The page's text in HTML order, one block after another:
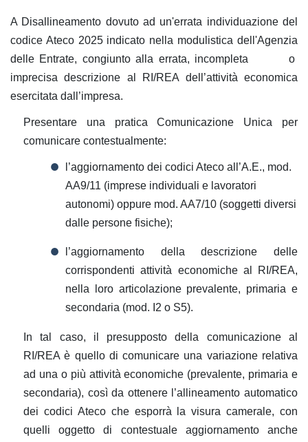
A Disallineamento dovuto ad un'errata individuazione del
codice Ateco 2025 indicato nella modulistica dell'Agenzia
delle Entrate, congiunto alla errata, incompleta o
imprecisa descrizione al RI/REA dell’attività economica
esercitata dall’impresa.
Presentare una pratica Comunicazione Unica per
comunicare contestualmente:
l’aggiornamento dei codici Ateco all’A.E., mod.
AA9/11 (imprese individuali e lavoratori
autonomi) oppure mod. AA7/10 (soggetti diversi
dalle persone fisiche);
l’aggiornamento della descrizione delle
corrispondenti attività economiche al RI/REA,
nella loro articolazione prevalente, primaria e
secondaria (mod. I2 o S5).
In tal caso, il presupposto della comunicazione al
RI/REA è quello di comunicare una variazione relativa
ad una o più attività economiche (prevalente, primaria e
secondaria), così da ottenere l’allineamento automatico
dei codici Ateco che esporrà la visura camerale, con
quelli oggetto di contestuale aggiornamento anche